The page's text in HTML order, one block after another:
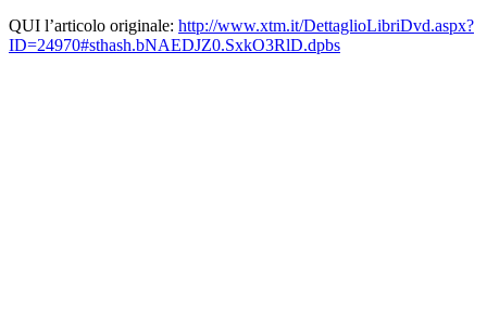
QUI l’articolo originale: http://www.xtm.it/DettaglioLibriDvd.aspx?
ID=24970#sthash.bNAEDJZ0.SxkO3RlD.dpbs